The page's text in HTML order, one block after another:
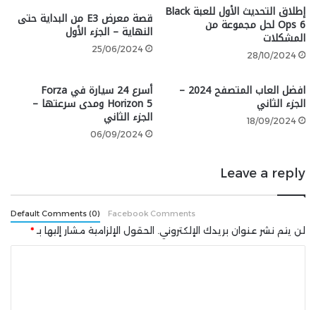
Kingdom Hearts Missing-
Link. نود أن ننقل اعتذارنا الصادق
لكل من كان يتطلع إلى بدء الخدمة.
على الرغم من أننا عملنا جاهدين
على تطوير اللعبة وتعديلها على
أمل أن يستمتع بها الكثير من
اللاعبين، إلا أننا قررنا أنه سيكون من
اللاعبون مرضية على مدى فترة
طويلة من الزمن، مما دفعنا إلى
إطلاق التحديث الأول للعبة Black
Ops 6 لحل مجموعة من
المشكلات
28/10/2024
قصة معرض E3 من البداية حتى
النهاية – الجزء الأول
25/06/2024
افضل العاب المتصفح 2024 –
الجزء الثاني
18/09/2024
أسرع 24 سيارة في Forza
Horizon 5 ومدى سرعتها –
الجزء الثاني
06/09/2024
Leave a reply
Default Comments (0) Facebook Comments
لن يتم نشر عنوان بريدك الإلكتروني. الحقول الإلزامية مشار إليها بـ *